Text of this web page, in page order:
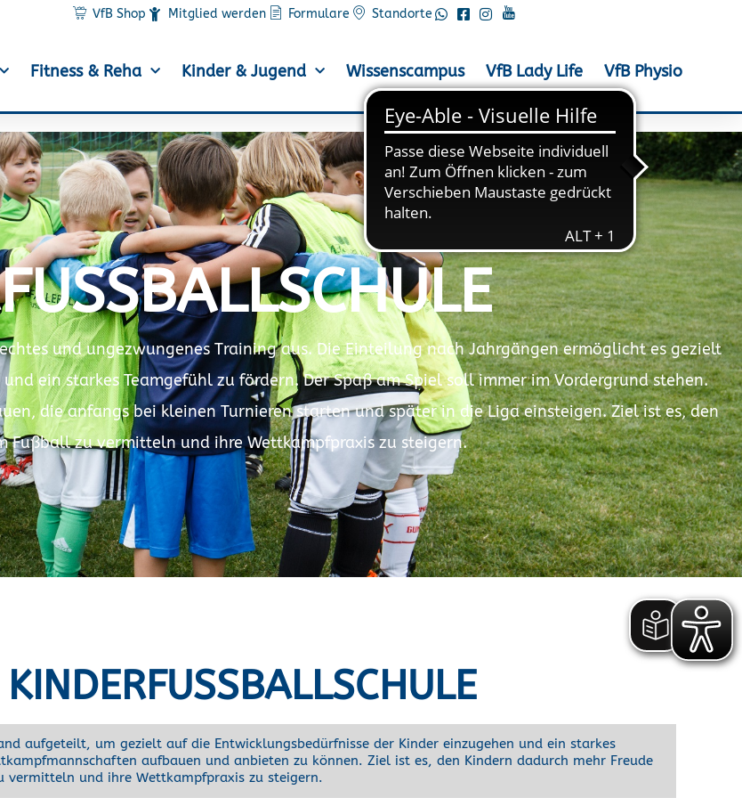
VfB Shop Mitglied werden Formulare Standorte
Fitness & Reha Kinder & Jugend Wissenscampus VfB Lady Life VfB Physio
und ungezwungenes Training aus. Die Einteilung nach Jahrgängen ermöglicht es gezielt
ein starkes Teamgefühl zu fördern. Der Spaß am Spiel soll immer im Vordergrund stehen.
die anfangs bei kleinen Turnieren starten und später in die Liga einsteigen. Ziel ist es, den
Fußball zu vermitteln und ihre Wettkampfpraxis zu steigern.
aufgeteilt, um gezielt auf die Entwicklungsbedürfnisse der Kinder einzugehen und ein starkes
aufbauen und anbieten zu können. Ziel ist es, den Kindern dadurch mehr Freude
vermitteln und ihre Wettkampfpraxis zu steigern.